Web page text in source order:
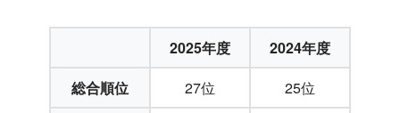
2025年度
2024年度
総合順位
27位
25位